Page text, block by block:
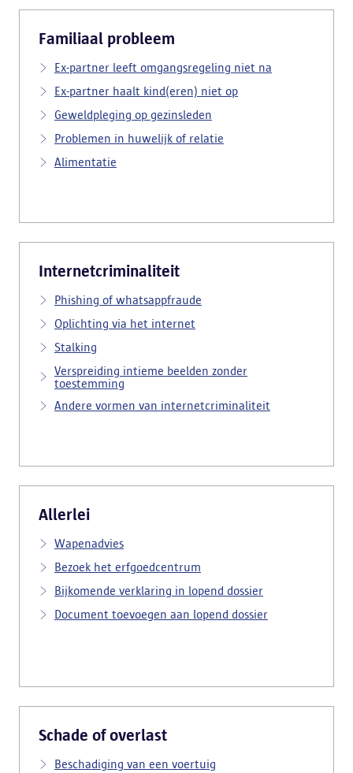
Familiaal probleem
Ex-partner leeft omgangsregeling niet na
Ex-partner haalt kind(eren) niet op
Geweldpleging op gezinsleden
Problemen in huwelijk of relatie
Alimentatie
Internetcriminaliteit
Phishing of whatsappfraude
Oplichting via het internet
Stalking
Verspreiding intieme beelden zonder
toestemming
Andere vormen van internetcriminaliteit
Allerlei
Wapenadvies
Bezoek het erfgoedcentrum
Bijkomende verklaring in lopend dossier
Document toevoegen aan lopend dossier
Schade of overlast
Beschadiging van een voertuig